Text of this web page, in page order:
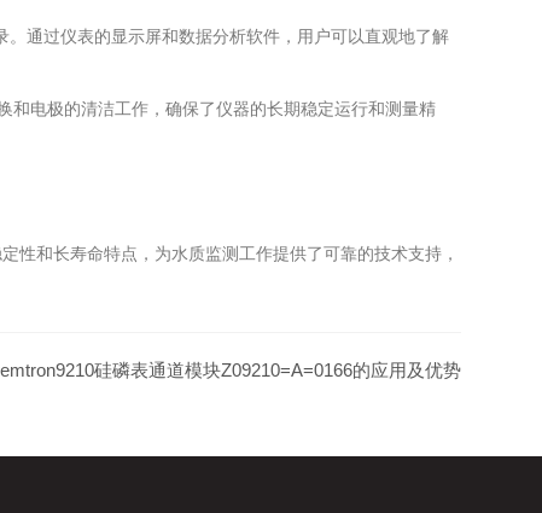
通过仪表的显示屏和数据分析软件，用户可以直观地了解
电极的清洁工作，确保了仪器的长期稳定运行和测量精
性和长寿命特点，为水质监测工作提供了可靠的技术支持，
硅磷表通道模块Z09210=A=0166的应用及优势